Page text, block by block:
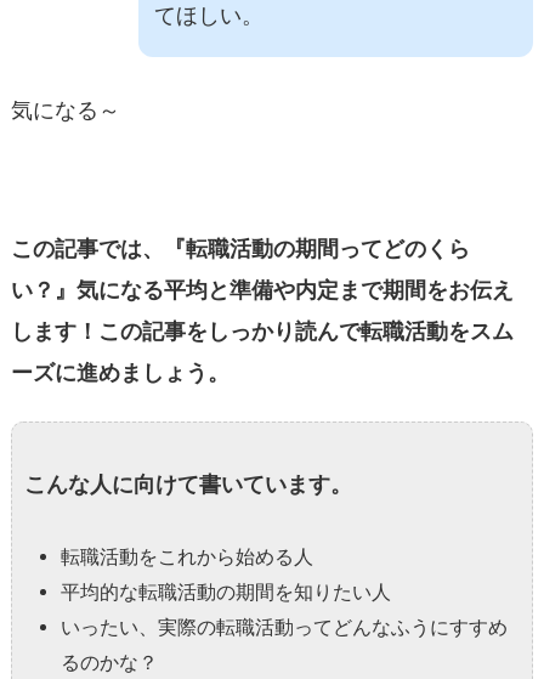
てほしい。
気になる～
この記事では、『転職活動の期間ってどのくら
い？』気になる平均と準備や内定まで期間をお伝え
します！この記事をしっかり読んで転職活動をスム
ーズに進めましょう。
こんな人に向けて書いています。
転職活動をこれから始める人
平均的な転職活動の期間を知りたい人
いったい、実際の転職活動ってどんなふうにすすめ
るのかな？